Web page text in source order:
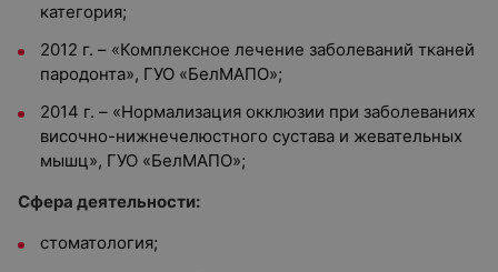
категория;
2012 г. – «Комплексное лечение заболеваний тканей
пародонта», ГУО «БелМАПО»;
2014 г. – «Нормализация окклюзии при заболеваниях
височно-нижнечелюстного сустава и жевательных
мышц», ГУО «БелМАПО»;
Сфера деятельности:
стоматология;